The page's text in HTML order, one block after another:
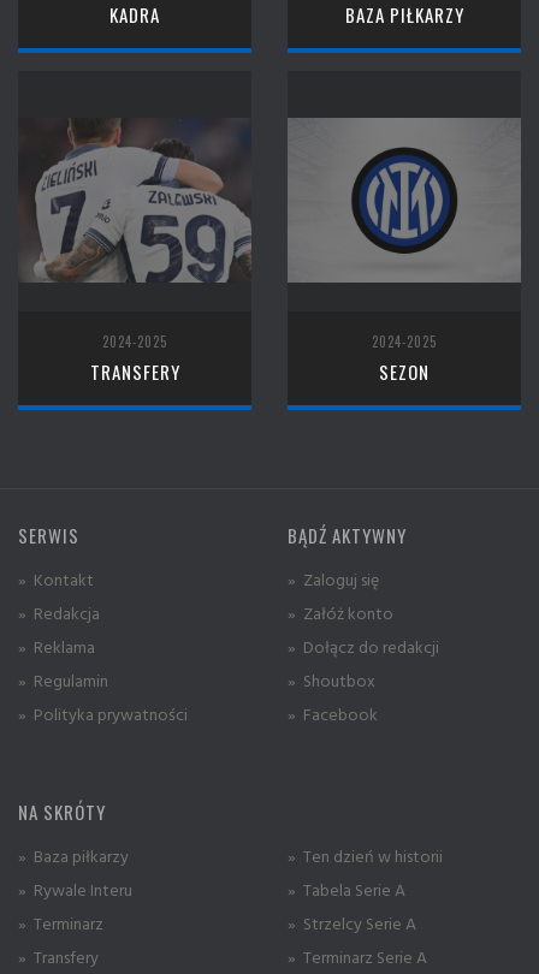
KADRA BAZA PIŁKARZY
2024-2025
TRANSFERY
2024-2025
SEZON
SERWIS
» Kontakt
» Redakcja
» Reklama
» Regulamin
» Polityka prywatności
BĄDŹ AKTYWNY
» Zaloguj się
» Załóż konto
» Dołącz do redakcji
» Shoutbox
» Facebook
NA SKRÓTY
» Baza piłkarzy
» Rywale Interu
» Terminarz
» Transfery
» Ten dzień w historii
» Tabela Serie A
» Strzelcy Serie A
» Terminarz Serie A